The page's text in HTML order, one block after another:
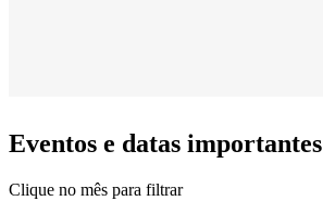
Eventos e datas importantes
Clique no mês para filtrar